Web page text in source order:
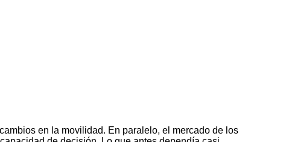
en la movilidad. En paralelo, el mercado de los